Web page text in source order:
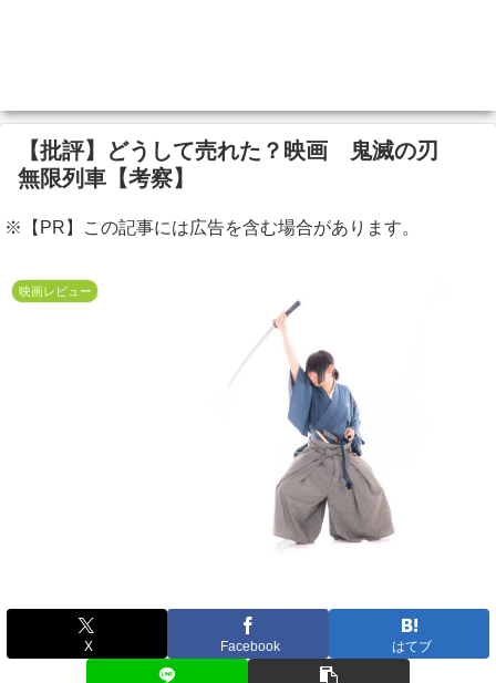
【批評】どうして売れた？映画 鬼滅の刃
無限列車【考察】
※【PR】この記事には広告を含む場合があります。
映画レビュー
X Facebook はてブ